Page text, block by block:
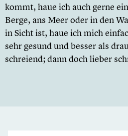
kommt, haue ich auch gerne
Berge, ans Meer oder in den
in Sicht ist, haue ich mich
sehr gesund und besser als
schreiend; dann doch lieber